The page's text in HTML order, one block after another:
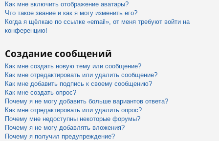
Как мне включить отображение аватары?
Что такое звание и как я могу изменить его?
Когда я щёлкаю по ссылке «email», от меня требуют войти на
конференцию!
Создание сообщений
Как мне создать новую тему или сообщение?
Как мне отредактировать или удалить сообщение?
Как мне добавить подпись к своему сообщению?
Как мне создать опрос?
Почему я не могу добавить больше вариантов ответа?
Как мне отредактировать или удалить опрос?
Почему мне недоступны некоторые форумы?
Почему я не могу добавлять вложения?
Почему я получил предупреждение?